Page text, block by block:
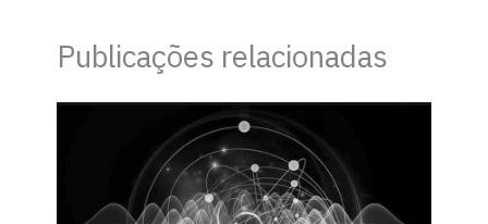
Publicações relacionadas